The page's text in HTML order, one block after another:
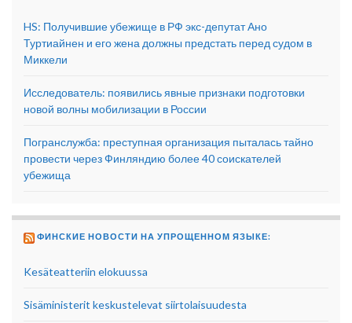
HS: Получившие убежище в РФ экс-депутат Ано
Туртиайнен и его жена должны предстать перед судом в
Миккели
Исследователь: появились явные признаки подготовки
новой волны мобилизации в России
Погранслужба: преступная организация пыталась тайно
провести через Финляндию более 40 соискателей
убежища
ФИНСКИЕ НОВОСТИ НА УПРОЩЕННОМ ЯЗЫКЕ:
Kesäteatteriin elokuussa
Sisäministerit keskustelevat siirtolaisuudesta